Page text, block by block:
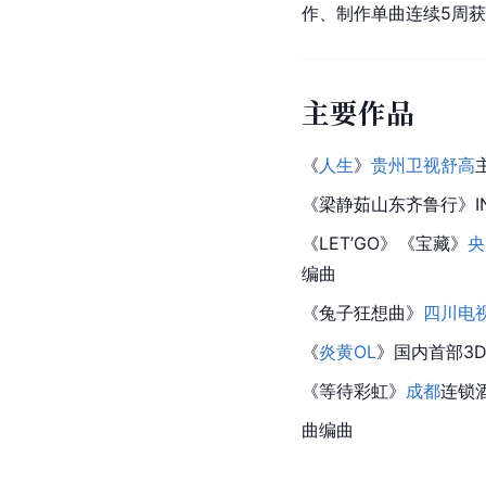
作、制作单曲连续5周
主要作品
《 人生》 贵州卫视舒高
《梁静茹山东齐鲁行》
《LET’GO》《宝藏》
编曲
《兔子狂想曲》 四川电
《炎黄OL》国内首部
《等待彩虹》 成都连锁
曲编曲